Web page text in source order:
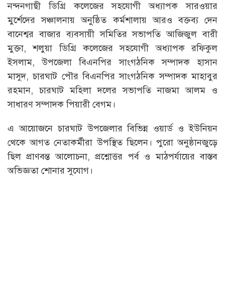
নন্দনগাছী ডিগ্রি কলেজের সহযোগী অধ্যাপক সারওয়ার
মুর্শেদের সঞ্চালনায় অনুষ্ঠিত কর্মশালায় আরও বক্তব্য দেন
বানেশ্বর বাজার ব্যবসায়ী সমিতির সভাপতি আজিজুল বারী
মুক্তা, শলুয়া ডিগ্রি কলেজের সহযোগী অধ্যাপক রফিকুল
ইসলাম, উপজেলা বিএনপির সাংগঠনিক সম্পাদক হাসান
মাসুদ, চারঘাট পৌর বিএনপির সাংগঠনিক সম্পাদক মাহাবুর
রহমান, চারঘাট মহিলা দলের সভাপতি নাজমা আলম ও
সাধারণ সম্পাদক পিয়ারী বেগম।
এ আয়োজনে চারঘাট উপজেলার বিভিন্ন ওয়ার্ড ও ইউনিয়ন
থেকে আগত নেতাকর্মীরা উপস্থিত ছিলেন। পুরো অনুষ্ঠানজুড়ে
ছিল প্রাণবন্ত আলোচনা, প্রশ্নোত্তর পর্ব ও মাঠপর্যায়ের বাস্তব
অভিজ্ঞতা শোনার সুযোগ।